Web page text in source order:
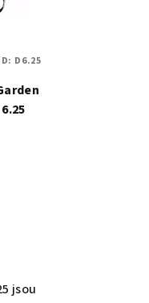
jsou
D6.25